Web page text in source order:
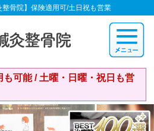
骨院】保険適用可/土日祝も営業
可能 / 土曜・日曜・祝日も営